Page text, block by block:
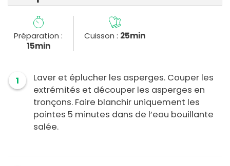
Préparation :
15min
Cuisson : 25min
1
Laver et éplucher les asperges. Couper les
extrémités et découper les asperges en
tronçons. Faire blanchir uniquement les
pointes 5 minutes dans de l’eau bouillante
salée.